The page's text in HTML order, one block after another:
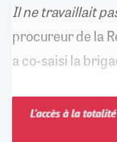
Il ne travaillait
procureur de la
a co-saisi la